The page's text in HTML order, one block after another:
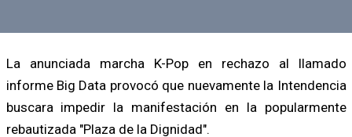
La anunciada marcha K-Pop en rechazo al llamado
informe Big Data provocó que nuevamente la Intendencia
buscara impedir la manifestación en la popularmente
rebautizada "Plaza de la Dignidad".